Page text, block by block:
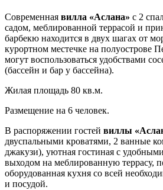
Современная вилла «Аслана» с 2
садом, меблированной террасой и
барбекю находится в двух шагах от
курортном местечке на полуострове
могут воспользоваться удобствами
(бассейн и бар у бассейна).
Жилая площадь 80 кв.м.
Размещение на 6 человек.
В распоряжении гостей виллы
двуспальными кроватями, 2 ванные
джакузи), уютная гостиная с
выходом на меблированную террасу,
оборудованная кухня со всей
и посудой.